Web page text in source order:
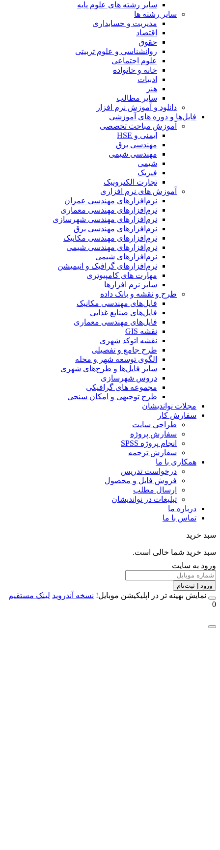
سایر رشته های علوم پایه
سایر رشته ها
مدیریت و حسابداری
اقتصاد
حقوق
روانشناسی و علوم تربیتی
علوم اجتماعی
خانه و خانواده
ادبیات
هنر
سایر مطالب
دانلود و آموزش نرم افزار
فایل‌ها و دوره های آموزشی
آموزش مباحث تخصصی
ایمنی و HSE
مهندسی برق
مهندسی شیمی
شیمی
فیزیک
تجارت الکترونیک
آموزش های نرم افزاری
نرم‌افزارهای مهندسی عمران
نرم‌افزارهای مهندسی معماری
نرم‌افزارهای مهندسی شهرسازی
نرم‌افزارهای مهندسی برق
نرم‌افزارهای مهندسی مکانیک
نرم‌افزارهای مهندسی شیمی
نرم‌افزارهای شیمی
نرم‌افزارهای گرافیک و انیمیشن
مهارت های کامپیوتری
سایر نرم افزارها
طرح و نقشه و بانک داده
فایل‌های مهندسی مکانیک
فایل‌های صنایع غذایی
فایل‌های مهندسی معماری
نقشه GIS
نقشه اتوکد شهری
طرح جامع و تفصیلی
الگوی توسعه شهر و محله
سایر فایل‌ها و طرح‌های شهری
دروس شهرسازی
مجموعه های گرافیکی
طرح توجیهی و امکان سنجی
مجلات نواندیشان
سفارش کار
طراحی سایت
سفارش پروژه
انجام پروژه SPSS
سفارش ترجمه
همکاری با ما
درخواست تدریس
فروش فایل و محصول
ارسال مطلب
تبلیغات در نواندیشان
درباره ما
تماس با ما
خرید شما خالی است.
به سایت
| ثبت‌نام
بهینه تر در اپلیکیشن موبایل!نسخه آندروید لینک مستقیم